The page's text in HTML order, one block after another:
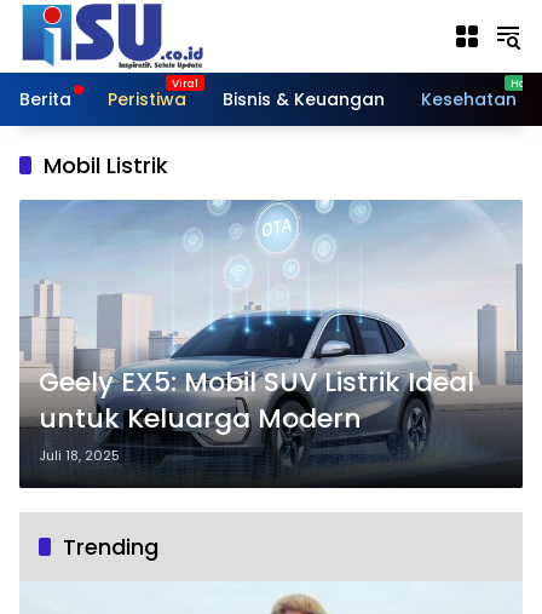
Langsung
konten
Berita
Peristiwa Bisnis & Keuangan Kesehatan
Mobil Listrik
Geely EX5: Mobil SUV Listrik Ideal
untuk Keluarga Modern
Juli 18, 2025
Trending